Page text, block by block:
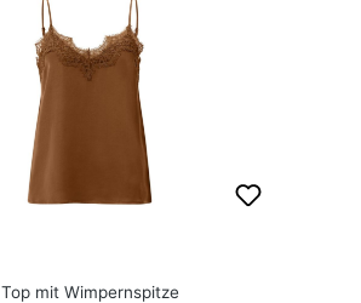
Top mit Wimpernspitze